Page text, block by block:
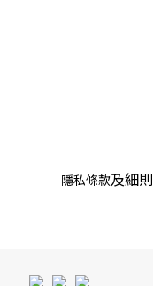
隱私條款及細則